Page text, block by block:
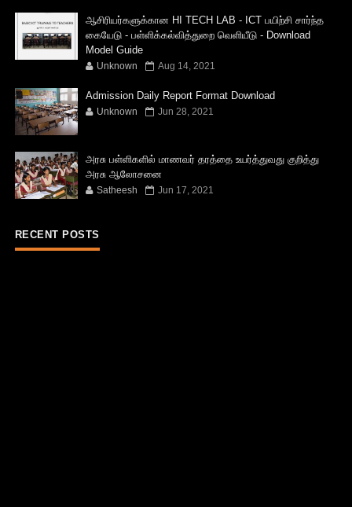
ஆசிரியர்களுக்கான HI TECH LAB - ICT பயிற்சி சார்ந்த
கையேடு - பள்ளிக்கல்வித்துறை வெளியீடு - Download
Model Guide
Unknown Aug 14, 2021
Admission Daily Report Format Download
Unknown Jun 28, 2021
அரசு பள்ளிகளில் மாணவர் தரத்தை உயர்த்துவது குறித்து
அரசு ஆலோசனை
Satheesh Jun 17, 2021
RECENT POSTS